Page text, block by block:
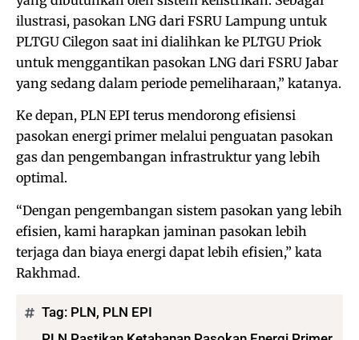
ilustrasi, pasokan LNG dari FSRU Lampung untuk
PLTGU Cilegon saat ini dialihkan ke PLTGU Priok
untuk menggantikan pasokan LNG dari FSRU Jabar
yang sedang dalam periode pemeliharaan,” katanya.
Ke depan, PLN EPI terus mendorong efisiensi
pasokan energi primer melalui penguatan pasokan
gas dan pengembangan infrastruktur yang lebih
optimal.
“Dengan pengembangan sistem pasokan yang lebih
efisien, kami harapkan jaminan pasokan lebih
terjaga dan biaya energi dapat lebih efisien,” kata
Rakhmad.
Tag: PLN, PLN EPI